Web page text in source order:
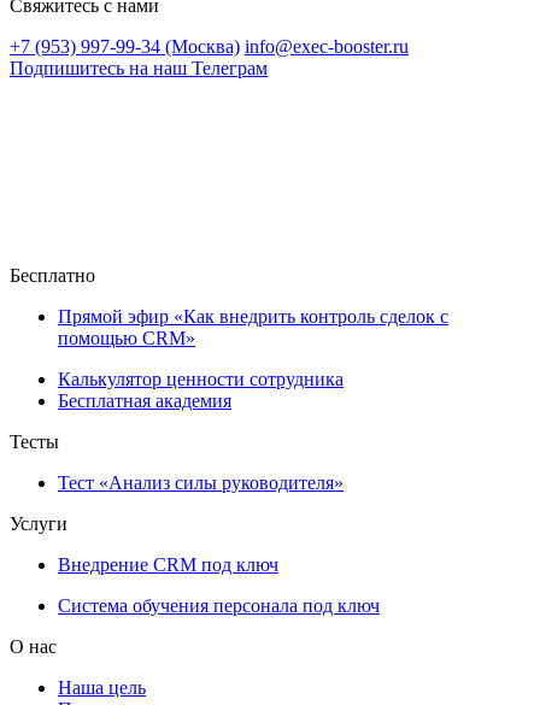
Свяжитесь с нами
+7 (953) 997-99-34 (Москва) info@exec-booster.ru
Подпишитесь на наш Телеграм
Бесплатно
Прямой эфир «Как внедрить контроль сделок с
помощью CRM»
Калькулятор ценности сотрудника
Бесплатная академия
Тесты
Тест «Анализ силы руководителя»
Услуги
Внедрение CRM под ключ
Система обучения персонала под ключ
О нас
Наша цель